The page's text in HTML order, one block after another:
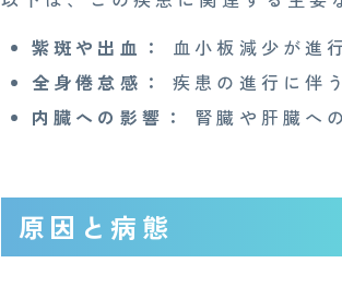
紫斑や出血：
血小板減少が進
全身倦怠感：
疾患の進行に伴
内臓への影響：
腎臓や肝臓へ
原因と病態